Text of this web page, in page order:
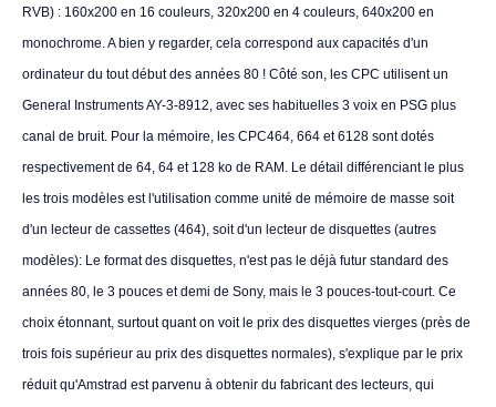
RVB) : 160x200 en 16 couleurs, 320x200 en 4 couleurs, 640x200 en
monochrome. A bien y regarder, cela correspond aux capacités d'un
ordinateur du tout début des années 80 ! Côté son, les CPC utilisent un
General Instruments AY-3-8912, avec ses habituelles 3 voix en PSG plus
canal de bruit. Pour la mémoire, les CPC464, 664 et 6128 sont dotés
respectivement de 64, 64 et 128 ko de RAM. Le détail différenciant le plus
les trois modèles est l'utilisation comme unité de mémoire de masse soit
d'un lecteur de cassettes (464), soit d'un lecteur de disquettes (autres
modèles): Le format des disquettes, n'est pas le déjà futur standard des
années 80, le 3 pouces et demi de Sony, mais le 3 pouces-tout-court. Ce
choix étonnant, surtout quant on voit le prix des disquettes vierges (près de
trois fois supérieur au prix des disquettes normales), s'explique par le prix
réduit qu'Amstrad est parvenu à obtenir du fabricant des lecteurs, qui